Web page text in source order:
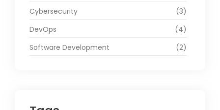
Cybersecurity
(3)
DevOps
(4)
Software Development
(2)